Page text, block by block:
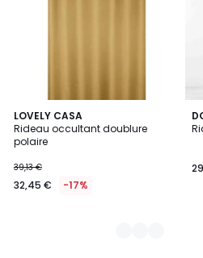
LOVELY CASA
Rideau occultant doublure
polaire
39,13 €
32,45 € -17%
3
Couleurs